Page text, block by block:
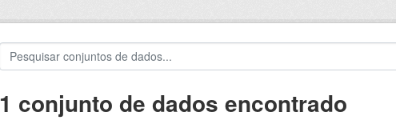
1 conjunto de dados encontrado